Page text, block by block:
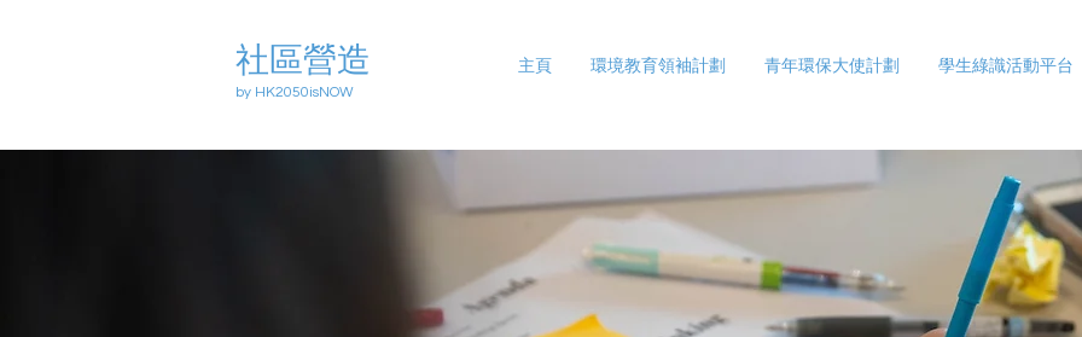
社區營造
by HK2050isNOW
主頁 環境教育領袖計劃 青年環保大使計劃 學生綠識活動平台